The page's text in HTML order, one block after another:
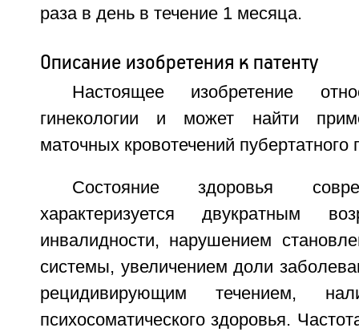
раза в день в течение 1 месяца.
Описание изобретения к патенту
Настоящее изобретение
гинекологии и может найти
маточных кровотечений
Состояние здоровья
характеризуется двукратным
инвалидности, нарушением
системы, увеличением доли
рецидивирующим течением,
психосоматического здоровья.